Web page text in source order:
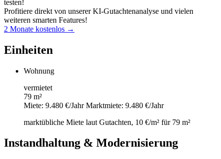
testen!
Profitiere direkt von unserer KI-Gutachtenanalyse und vielen
weiteren smarten Features!
2 Monate kostenlos →
Einheiten
Wohnung
vermietet
79 m²
Miete: 9.480 €/JahrMarktmiete: 9.480 €/Jahr
marktübliche Miete laut Gutachten, 10 €/m² für 79 m²
Instandhaltung & Modernisierung